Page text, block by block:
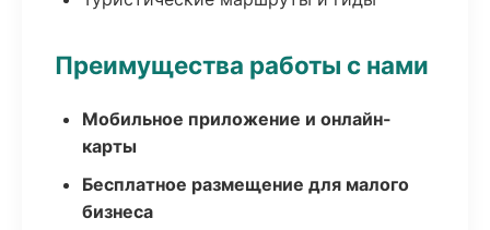
Преимущества работы с нами
Мобильное приложение и онлайн-
карты
Бесплатное размещение для малого
бизнеса